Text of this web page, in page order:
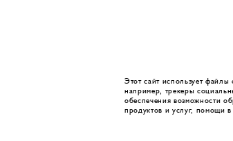
Этот сайт использует
например, трекеры
обеспечения возможности
продуктов и услуг, помощи